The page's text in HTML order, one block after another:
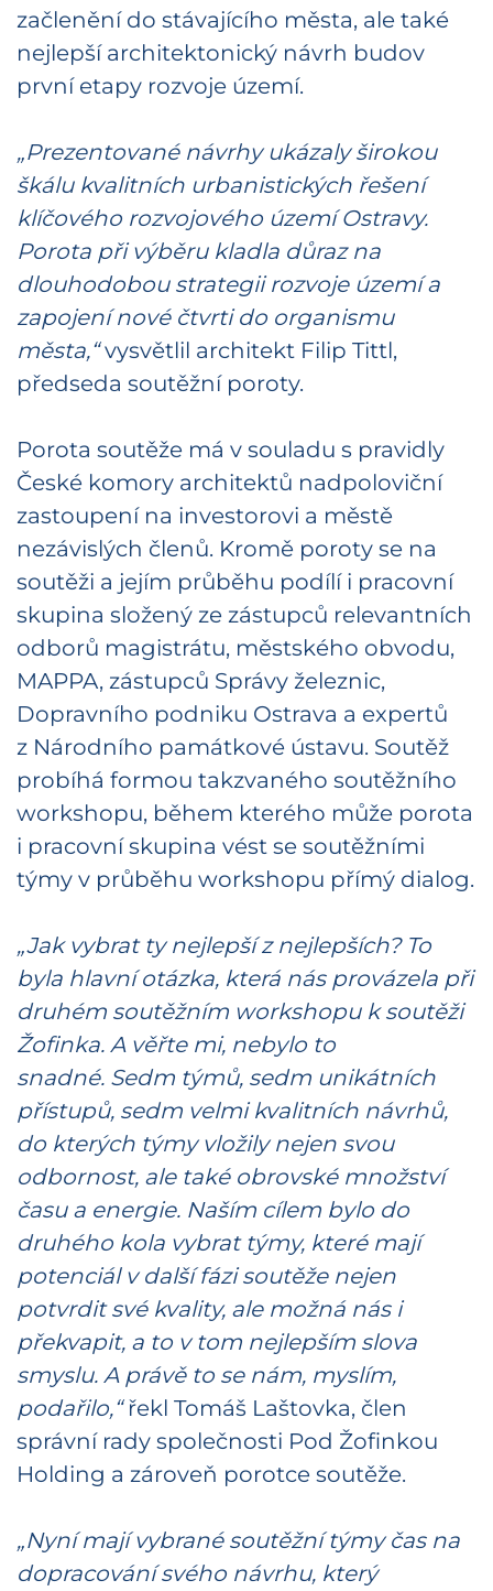
začlenění do stávajícího města, ale také
nejlepší architektonický návrh budov
první etapy rozvoje území.
„Prezentované návrhy ukázaly širokou
škálu kvalitních urbanistických řešení
klíčového rozvojového území Ostravy.
Porota při výběru kladla důraz na
dlouhodobou strategii rozvoje území a
zapojení nové čtvrti do organismu
města,“vysvětlil architekt Filip Tittl,
předseda soutěžní poroty.
Porota soutěže má v souladu s pravidly
České komory architektů nadpoloviční
zastoupení na investorovi a městě
nezávislých členů. Kromě poroty se na
soutěži a jejím průběhu podílí i pracovní
skupina složený ze zástupců relevantních
odborů magistrátu, městského obvodu,
MAPPA, zástupců Správy železnic,
Dopravního podniku Ostrava a expertů
z Národního památkové ústavu. Soutěž
probíhá formou takzvaného soutěžního
workshopu, během kterého může porota
i pracovní skupina vést se soutěžními
týmy v průběhu workshopu přímý dialog.
„Jak vybrat ty nejlepší z nejlepších? To
byla hlavní otázka, která nás provázela při
druhém soutěžním workshopu k soutěži
Žofinka. A věřte mi, nebylo to
snadné. Sedm týmů, sedm unikátních
přístupů, sedm velmi kvalitních návrhů,
do kterých týmy vložily nejen svou
odbornost, ale také obrovské množství
času a energie. Naším cílem bylo do
druhého kola vybrat týmy, které mají
potenciál v další fázi soutěže nejen
potvrdit své kvality, ale možná nás i
překvapit, a to v tom nejlepším slova
smyslu. A právě to se nám, myslím,
podařilo,“řekl Tomáš Laštovka, člen
správní rady společnosti Pod Žofinkou
Holding a zároveň porotce soutěže.
„Nyní mají vybrané soutěžní týmy čas na
dopracování svého návrhu, který